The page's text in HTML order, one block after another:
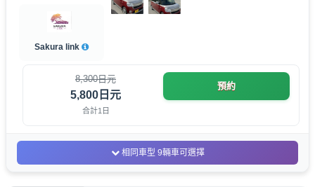
Sakura link
8,300日元
5,800日元
合計1日
預約
相同車型 9輛車可選擇